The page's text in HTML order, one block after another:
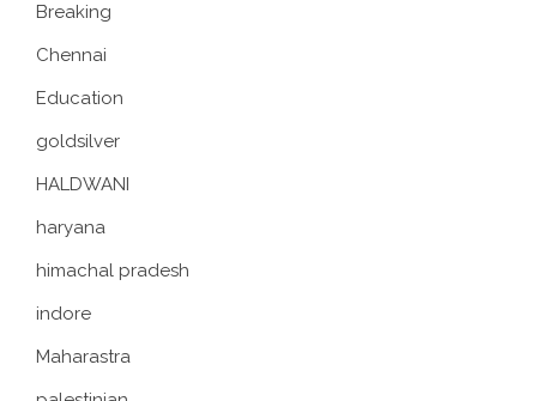
Breaking
Chennai
Education
goldsilver
HALDWANI
haryana
himachal pradesh
indore
Maharastra